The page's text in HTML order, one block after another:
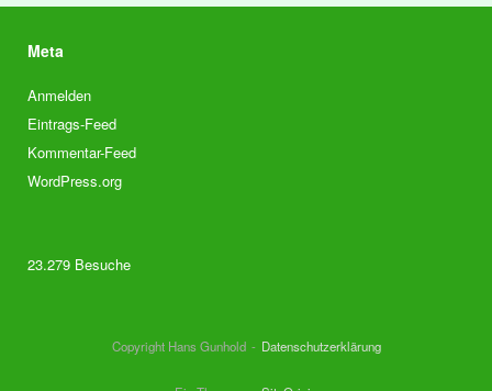
Meta
Anmelden
Eintrags-Feed
Kommentar-Feed
WordPress.org
23.279 Besuche
Copyright Hans Gunhold Datenschutzerklärung